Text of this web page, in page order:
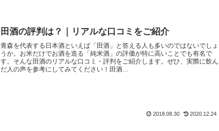
田酒の評判は？｜リアルな口コミをご紹介
青森を代表する日本酒といえば「田酒」と答える人も多いのではないでしょ
うか。お米だけでお酒を造る「純米酒」の評価が特に高いことでも有名で
す。そんな田酒のリアルな口コミ・評判をご紹介します。ぜひ、実際に飲ん
だ人の声を参考にしてみてください！田酒...
2018.08.30 2020.12.24